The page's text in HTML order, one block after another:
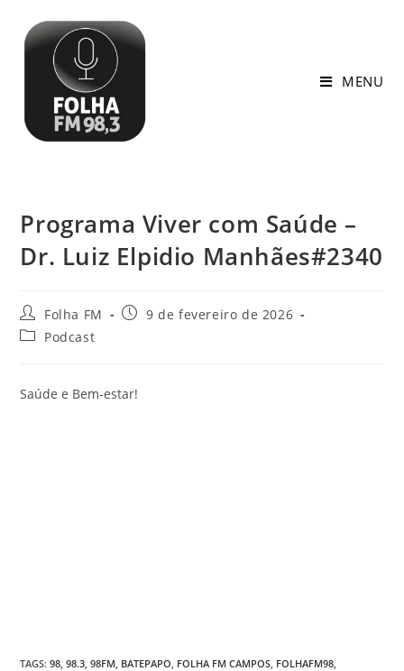
MENU
Programa Viver com Saúde –
Dr. Luiz Elpidio Manhães#2340
Folha FM
9 de fevereiro de 2026
Podcast
Saúde e Bem-estar!
TAGS:98 98.3 98FM BATEPAPO FOLHA FM CAMPOS FOLHAFM98